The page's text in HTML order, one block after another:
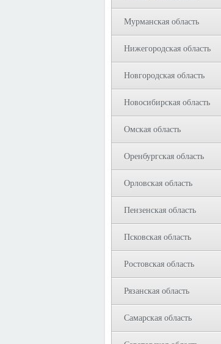
Мурманская область
Нижегородская область
Новгородская область
Новосибирская область
Омская область
Оренбургская область
Орловская область
Пензенская область
Псковская область
Ростовская область
Рязанская область
Самарская область